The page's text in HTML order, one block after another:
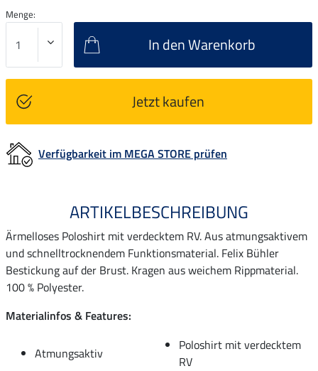
Menge:
In den Warenkorb
Jetzt kaufen
Verfügbarkeit im MEGA STORE prüfen
ARTIKELBESCHREIBUNG
Ärmelloses Poloshirt mit verdecktem RV. Aus atmungsaktivem
und schnelltrocknendem Funktionsmaterial. Felix Bühler
Bestickung auf der Brust. Kragen aus weichem Rippmaterial.
100 % Polyester.
Materialinfos & Features:
Atmungsaktiv
Poloshirt mit verdecktem
RV